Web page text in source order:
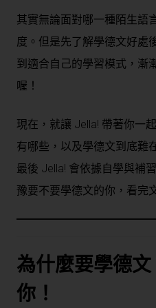
其實無論面對哪一種陌生語
度。但是先了解學德文好處
到適合自己的學習模式，漸
喔！
現在，就讓 Jella! 帶著你一
有哪些，以及學德文到底難
最後 Jella! 會依據自學與補
豫要不要學德文的你，看完
為什麼要學德
你！